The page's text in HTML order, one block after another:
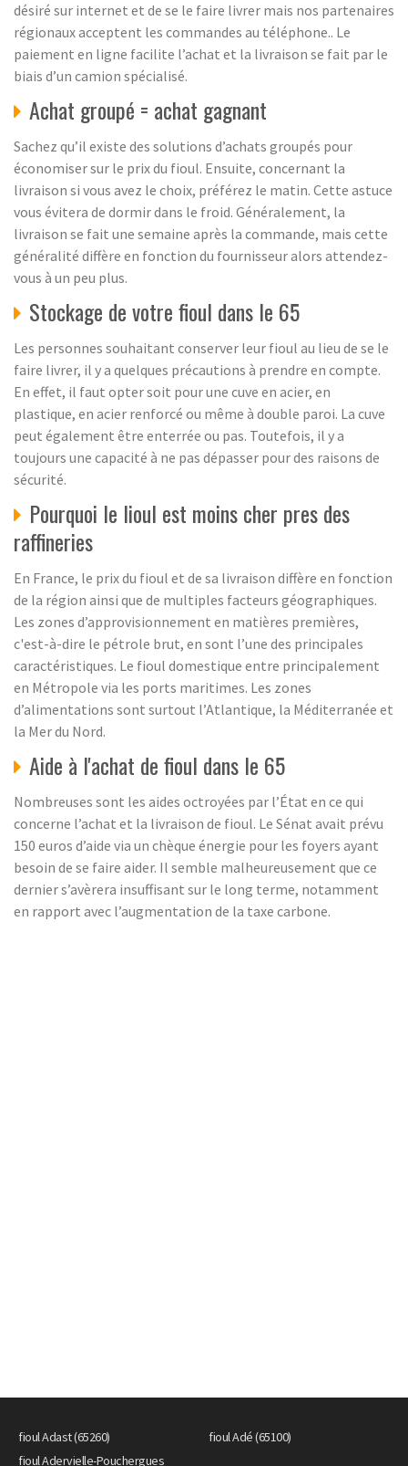
désiré sur internet et de se le faire livrer mais nos partenaires
régionaux acceptent les commandes au téléphone.. Le
paiement en ligne facilite l’achat et la livraison se fait par le
biais d’un camion spécialisé.
Achat groupé = achat gagnant
Sachez qu’il existe des solutions d’achats groupés pour
économiser sur le prix du fioul. Ensuite, concernant la
livraison si vous avez le choix, préférez le matin. Cette astuce
vous évitera de dormir dans le froid. Généralement, la
livraison se fait une semaine après la commande, mais cette
généralité diffère en fonction du fournisseur alors attendez-
vous à un peu plus.
Stockage de votre fioul dans le 65
Les personnes souhaitant conserver leur fioul au lieu de se le
faire livrer, il y a quelques précautions à prendre en compte.
En effet, il faut opter soit pour une cuve en acier, en
plastique, en acier renforcé ou même à double paroi. La cuve
peut également être enterrée ou pas. Toutefois, il y a
toujours une capacité à ne pas dépasser pour des raisons de
sécurité.
Pourquoi le lioul est moins cher pres des
raffineries
En France, le prix du fioul et de sa livraison diffère en fonction
de la région ainsi que de multiples facteurs géographiques.
Les zones d’approvisionnement en matières premières,
c'est-à-dire le pétrole brut, en sont l’une des principales
caractéristiques. Le fioul domestique entre principalement
en Métropole via les ports maritimes. Les zones
d’alimentations sont surtout l’Atlantique, la Méditerranée et
la Mer du Nord.
Aide à l'achat de fioul dans le 65
Nombreuses sont les aides octroyées par l’État en ce qui
concerne l’achat et la livraison de fioul. Le Sénat avait prévu
150 euros d’aide via un chèque énergie pour les foyers ayant
besoin de se faire aider. Il semble malheureusement que ce
dernier s’avèrera insuffisant sur le long terme, notamment
en rapport avec l’augmentation de la taxe carbone.
fioul Adast (65260)
fioul Adé (65100)
fioul Adervielle-Pouchergues